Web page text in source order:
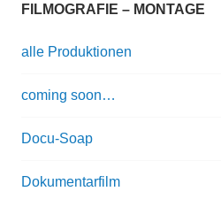
FILMOGRAFIE – MONTAGE
alle Produktionen
coming soon…
Docu-Soap
Dokumentarfilm